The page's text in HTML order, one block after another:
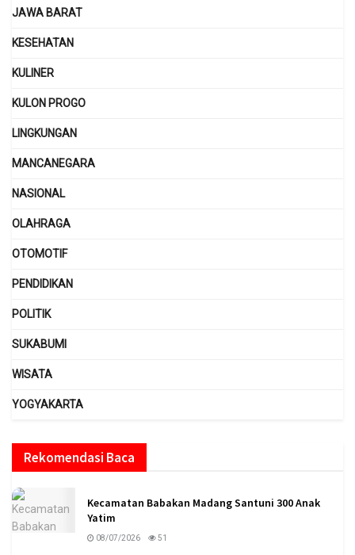
JAWA BARAT
KESEHATAN
KULINER
KULON PROGO
LINGKUNGAN
MANCANEGARA
NASIONAL
OLAHRAGA
OTOMOTIF
PENDIDIKAN
POLITIK
SUKABUMI
WISATA
YOGYAKARTA
Rekomendasi Baca
Kecamatan Babakan Madang Santuni 300 Anak
Yatim
08/07/2026 51